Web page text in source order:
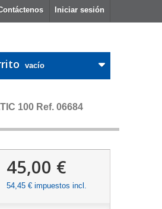
Iniciar sesión
vacío
100 Ref. 06684
45,00 €
54,45 €impuestos incl.